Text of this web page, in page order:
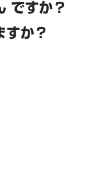
ですか？
すか？